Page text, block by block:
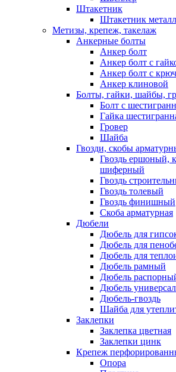
Штакетник
Штакетник
Метизы, крепеж, такелаж
Анкерные болты
Анкер болт
Анкер болт с
Анкер болт с
Анкер клиновой
Болты, гайки, шайбы,
Болт c
Гайка
Гровер
Шайба
Гвозди, скобы
Гвоздь ершоный,
шиферный
Гвоздь
Гвоздь толевый
Гвоздь финишный
Скоба арматурная
Дюбели
Дюбель для
Дюбель для
Дюбель для
Дюбель рамный
Дюбель
Дюбель
Дюбель-гвоздь
Шайба для
Заклепки
Заклепка цветная
Заклепки цинк
Крепеж
Опора